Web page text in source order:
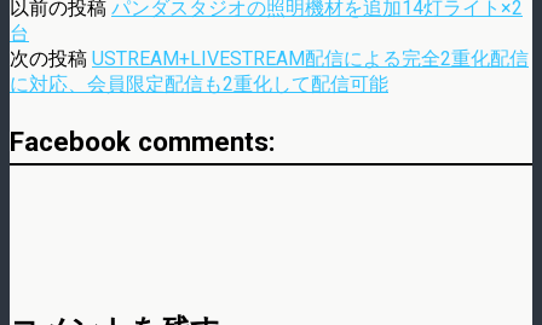
以前の投稿 パンダスタジオの照明機材を追加14灯ライト×2
台
次の投稿 USTREAM+LIVESTREAM配信による完全2重化配信
に対応、会員限定配信も2重化して配信可能
Facebook comments: